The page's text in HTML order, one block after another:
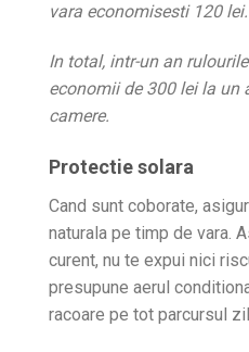
vara economisesti 120 lei.
In total, intr-un an
economii de 300 lei la un
camere.
Protectie solara
Cand sunt coborate,
naturala pe timp de vara.
curent, nu te expui nici
presupune aerul
racoare pe tot parcursul